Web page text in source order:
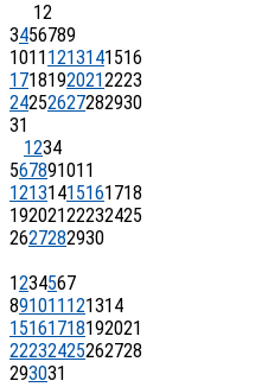
12
3456789
1011 1213141516
17181920212223
24252627282930
31
1234
567891011
12131415161718
19202122232425
2627282930
1234567
891011 121314
15161718192021
22232425262728
293031